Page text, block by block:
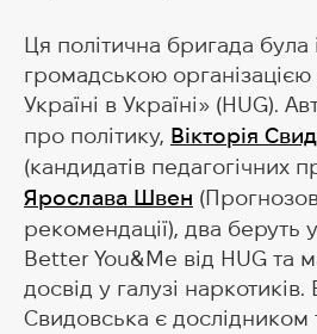
Ця політична бригада була
громадською
Україні в Україні» (HUG).
про політику, Вікторія
(кандидатів педагогічних
Ярослава Швен
рекомендації), два беруть
Better You&Me від HUG та
досвід у галузі
Свидовська є дослідником